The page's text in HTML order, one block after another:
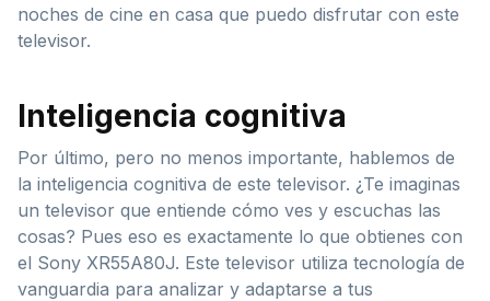
noches de cine en casa que puedo disfrutar con este
televisor.
Inteligencia cognitiva
Por último, pero no menos importante, hablemos de
la inteligencia cognitiva de este televisor. ¿Te imaginas
un televisor que entiende cómo ves y escuchas las
cosas? Pues eso es exactamente lo que obtienes con
el Sony XR55A80J. Este televisor utiliza tecnología de
vanguardia para analizar y adaptarse a tus